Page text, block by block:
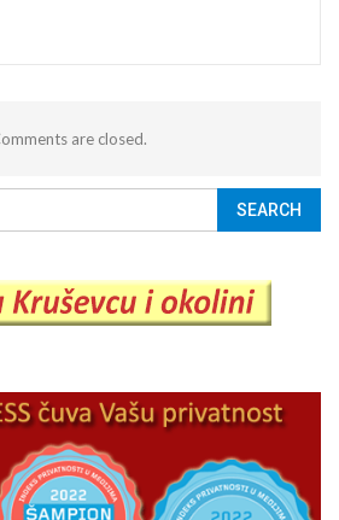
are closed.